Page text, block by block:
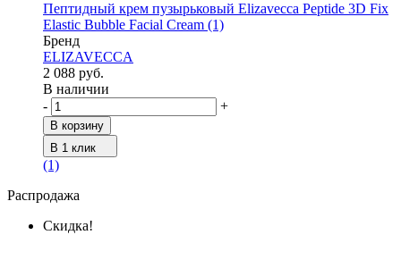
Пептидный крем пузырьковый Elizavecca Peptide 3D Fix
Elastic Bubble Facial Cream (1)
Бренд
ELIZAVECCA
2 088 руб.
В наличии
-
+
В корзину
В 1 клик
(1)
Распродажа
Скидка!